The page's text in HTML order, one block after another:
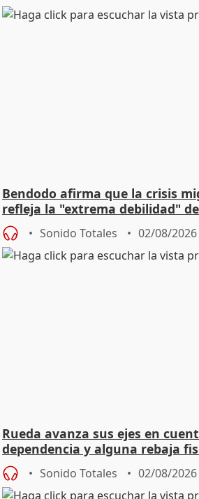
Bendodo afirma que la crisis
refleja la "extrema debilidad"
Sonido Totales 02/08/2026
Rueda avanza sus ejes en
dependencia y alguna rebaja
vivienda
Sonido Totales 02/08/2026